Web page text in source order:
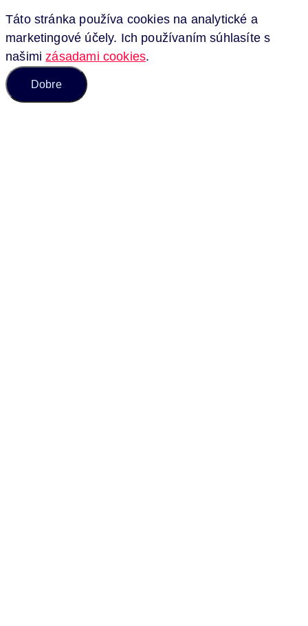
Táto stránka používa cookies na analytické a
marketingové účely. Ich používaním súhlasíte s
našimizásadami cookies.
Dobre